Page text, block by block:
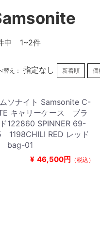
中 1~2件
替え： 指定なし 新着順 価
ソナイト Samsonite C-
キャリーケース ブラ
122860 SPINNER 69-
1198CHILI RED レッド
bag-01
¥ 46,500円 （税込）